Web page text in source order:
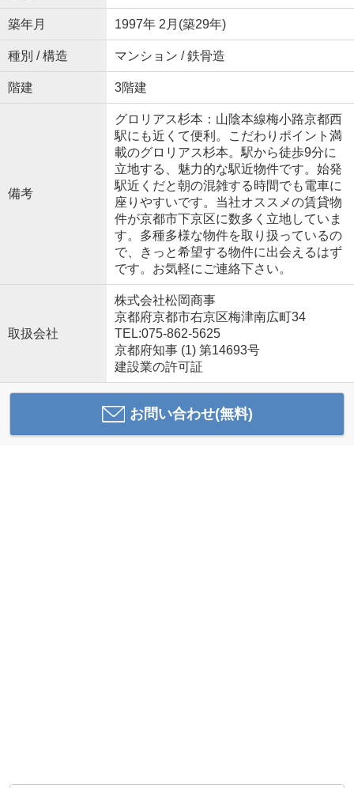
築年月 1997年 2月(築29年)
種別 / 構造 マンション / 鉄骨造
階建 3階建
備考
グロリアス杉本：山陰本線梅小路京都西
駅にも近くて便利。こだわりポイント満
載のグロリアス杉本。駅から徒歩9分に
立地する、魅力的な駅近物件です。始発
駅近くだと朝の混雑する時間でも電車に
座りやすいです。当社オススメの賃貸物
件が京都市下京区に数多く立地していま
す。多種多様な物件を取り扱っているの
で、きっと希望する物件に出会えるはず
です。お気軽にご連絡下さい。
取扱会社
株式会社松岡商事
京都府京都市右京区梅津南広町34
TEL:075-862-5625
京都府知事 (1) 第14693号
建設業の許可証
お問い合わせ(無料)